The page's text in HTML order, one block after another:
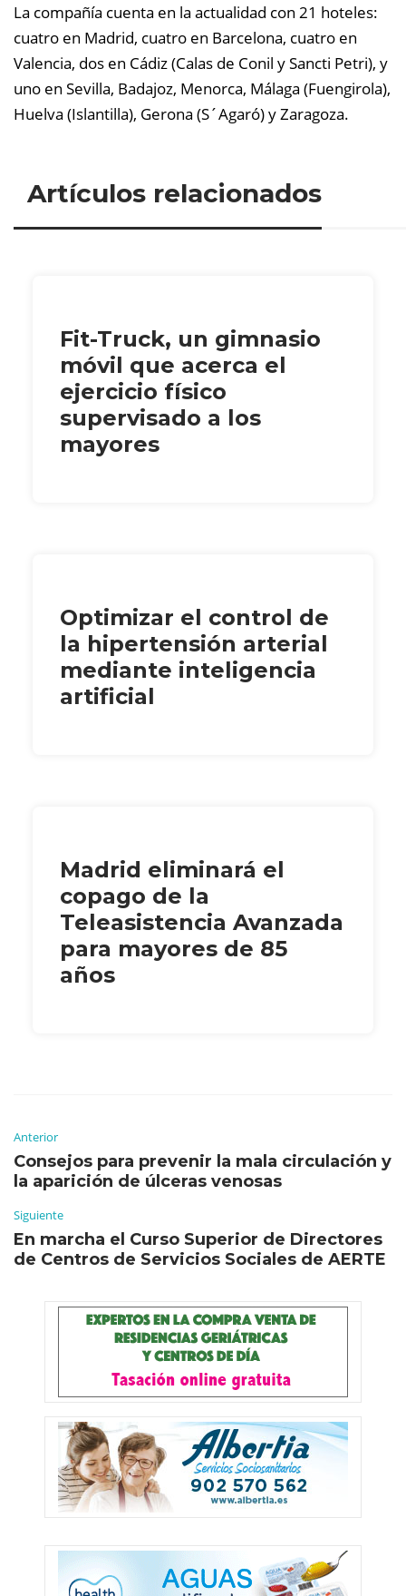
La compañía cuenta en la actualidad con 21 hoteles:
cuatro en Madrid, cuatro en Barcelona, cuatro en
Valencia, dos en Cádiz (Calas de Conil y Sancti Petri), y
uno en Sevilla, Badajoz, Menorca, Málaga (Fuengirola),
Huelva (Islantilla), Gerona (S´Agaró) y Zaragoza.
Artículos relacionados
Fit-Truck, un gimnasio
móvil que acerca el
ejercicio físico
supervisado a los
mayores
Optimizar el control de
la hipertensión arterial
mediante inteligencia
artificial
Madrid eliminará el
copago de la
Teleasistencia Avanzada
para mayores de 85
años
Anterior
Consejos para prevenir la mala circulación y
la aparición de úlceras venosas
Siguiente
En marcha el Curso Superior de Directores
de Centros de Servicios Sociales de AERTE